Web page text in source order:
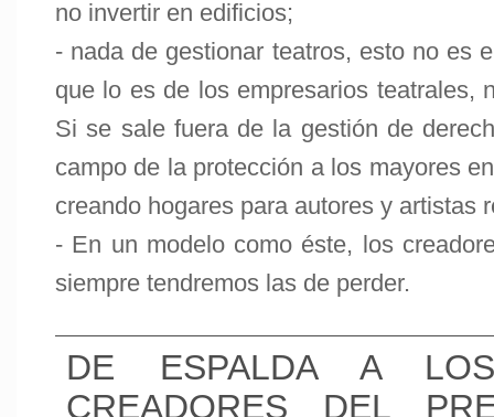
no invertir en edificios;
- nada de gestionar teatros, esto no es
que lo es de los empresarios teatrales,
Si se sale fuera de la gestión de
campo de la protección a los mayores
creando hogares para autores y artistas
- En un modelo como éste, los
siempre tendremos las de perder.
DE ESPALDA A
CREADORES DEL